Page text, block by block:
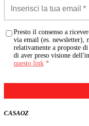
Presto il consenso a
via email (es. newsletter),
relativamente a proposte
di aver preso visione
questo link *
CASAOZ